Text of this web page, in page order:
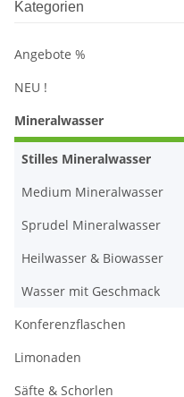
Kategorien
Angebote %
NEU !
Mineralwasser
Stilles Mineralwasser
Medium Mineralwasser
Sprudel Mineralwasser
Heilwasser & Biowasser
Wasser mit Geschmack
Konferenzflaschen
Limonaden
Säfte & Schorlen